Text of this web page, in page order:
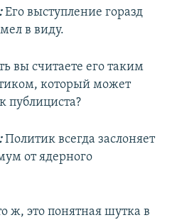
Его выступление горазд
в виду.
вы считаете его таким
который может
публициста?
Политик всегда заслоняет
от ядерного
ж, это понятная шутка в